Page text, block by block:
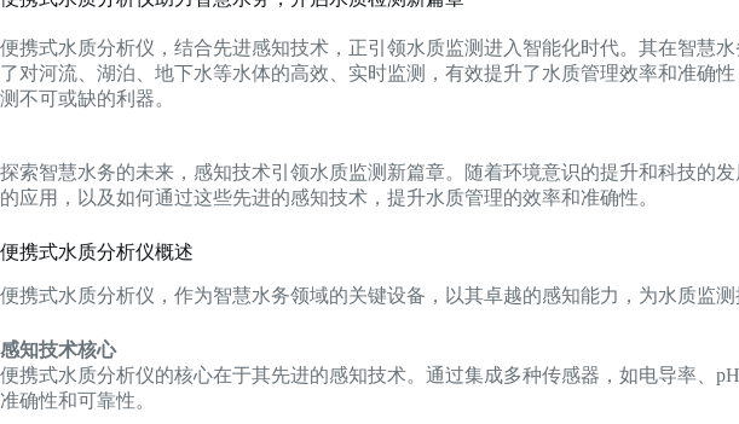
便携式水质分析仪，结合先进感知技术，正引领水质监测进入智能化时代。其在智慧
了对河流、湖泊、地下水等水体的高效、实时监测，有效提升了水质管理效率和准确
测不可或缺的利器。
探索智慧水务的未来，感知技术引领水质监测新篇章。随着环境意识的提升和科技的
的应用，以及如何通过这些先进的感知技术，提升水质管理的效率和准确性。
便携式水质分析仪概述
便携式水质分析仪，作为智慧水务领域的关键设备，以其卓越的感知能力，为水质监
感知技术核心
便携式水质分析仪的核心在于其先进的感知技术。通过集成多种传感器，如电导率、
准确性和可靠性。